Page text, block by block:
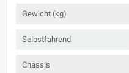
Gewicht (kg)
Selbstfahrend
Chassis